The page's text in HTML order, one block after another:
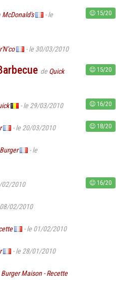
McDonald's
- le
15/20
- le 30/03/2010
de Quick
15/20
- le 29/03/2010 16/20
- le 20/03/2010 18/20
- le
02/2010 16/20
02/2010
- le 01/02/2010
- le 28/01/2010
Burger Maison - Recette